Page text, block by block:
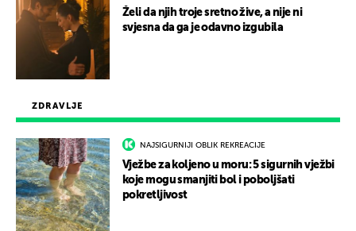
ZDRAVLJE
NAJSIGURNIJI OBLIK REKREACIJE
Vježbe za koljeno u moru: 5 sigurnih vježbi
koje mogu smanjiti bol i poboljšati
pokretljivost
Želi da njih troje sretno žive, a nije ni
svjesna da ga je odavno izgubila